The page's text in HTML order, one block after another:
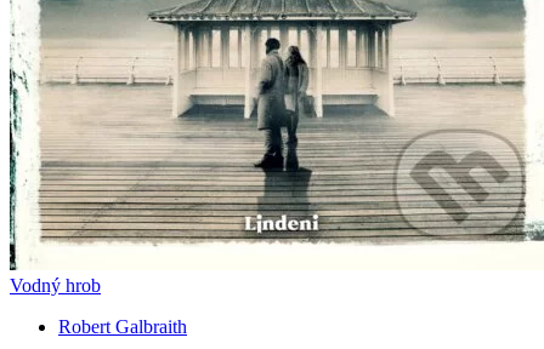
Vodný hrob
Robert Galbraith